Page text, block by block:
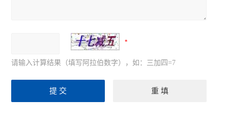
请输入计算结果（填写阿拉伯数字），如：三加四=7